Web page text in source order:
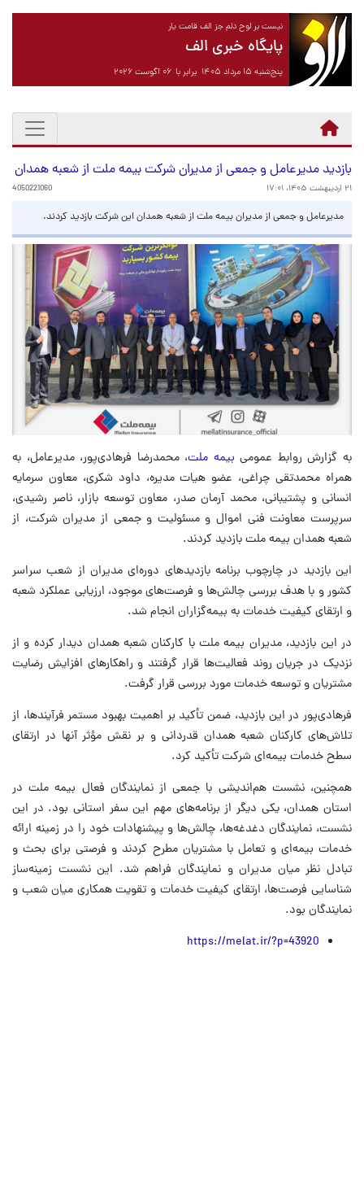
نیست بر لوح دلم جز الف قامت یار
پایگاه خبری الف
پنج‌شنبه ۱۵ مرداد ۱۴۰۵ برابر با ۰۶ آگوست ۲۰۲۶
بازدید مدیرعامل و جمعی از مدیران شرکت بیمه ملت از شعبه همدان
۲۱ اردیبهشت ۱۴۰۵، ۱۷:۰۱ 4050221060
مدیرعامل و جمعی از مدیران بیمه ملت از شعبه همدان این شرکت بازدید کردند.
به گزارش روابط عمومی بیمه ملت، محمدرضا فرهادی‌پور، مدیرعامل، به
همراه محمدتقی چراغی، عضو هیات مدیره، داود شکری، معاون سرمایه‌
انسانی و پشتیبانی، محمد آرمان صدر، معاون توسعه بازار، ناصر رشیدی،
سرپرست معاونت فنی اموال و مسئولیت و جمعی از مدیران شرکت، از
شعبه همدان بیمه ملت بازدید کردند.
این بازدید در چارچوب برنامه بازدیدهای دوره‌ای مدیران از شعب سراسر
کشور و با هدف بررسی چالش‌ها و فرصت‌های موجود، ارزیابی عملکرد شعبه
و ارتقای کیفیت خدمات به بیمه‌گزاران انجام شد.
در این بازدید، مدیران بیمه ملت با کارکنان شعبه همدان دیدار کرده و از
نزدیک در جریان روند فعالیت‌ها قرار گرفتند و راهکارهای افزایش رضایت
مشتریان و توسعه خدمات مورد بررسی قرار گرفت.
فرهادی‌پور در این بازدید، ضمن تأکید بر اهمیت بهبود مستمر فرآیندها، از
تلاش‌های کارکنان شعبه همدان قدردانی و بر نقش مؤثر آنها در ارتقای
سطح خدمات بیمه‌ای شرکت تأکید کرد.
همچنین، نشست هم‌اندیشی با جمعی از نمایندگان فعال بیمه ملت در
استان همدان، یکی دیگر از برنامه‌های مهم این سفر استانی بود. در این
نشست، نمایندگان دغدغه‌ها، چالش‌ها و پیشنهادات خود را در زمینه ارائه
خدمات بیمه‌ای و تعامل با مشتریان مطرح کردند و فرصتی برای بحث و
تبادل نظر میان مدیران و نمایندگان فراهم شد. این نشست زمینه‌ساز
شناسایی فرصت‌ها، ارتقای کیفیت خدمات و تقویت همکاری میان شعب و
نمایندگان بود.
https://melat.ir/?p=43920